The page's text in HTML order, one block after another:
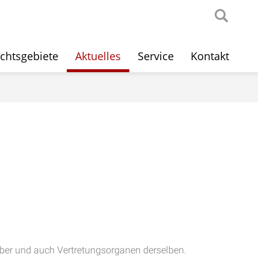
Aktuelles Service Kontakt
und auch Vertretungsorganen derselben.